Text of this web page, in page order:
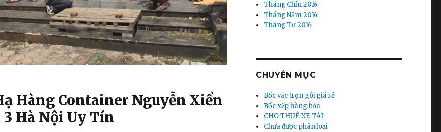
Hàng Container Nguyễn Xiển
Hà Nội Uy Tín
Tháng Chín 2016
Tháng Năm 2016
Tháng Tư 2016
CHUYÊN MỤC
Bốc vác trọn gói giá rẻ
Bốc xếp hàng hóa
CHO THUÊ XE TẢI
Chưa được phân loại